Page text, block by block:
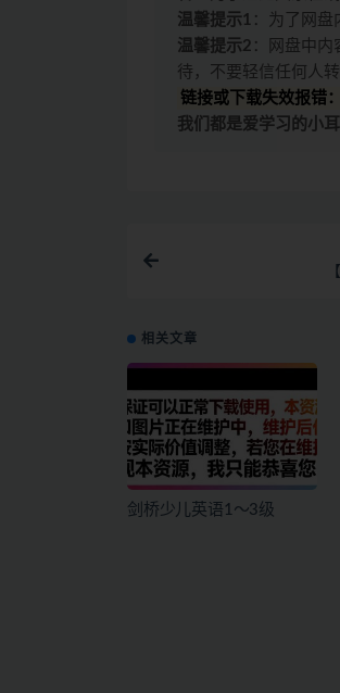
温馨提示1 ：为了网盘
温馨提示2 ：网盘中内
待，不要轻信任何人
链接或下载失效报错：
我们都是爱学习的小
相关文章
剑桥少儿英语1～3级